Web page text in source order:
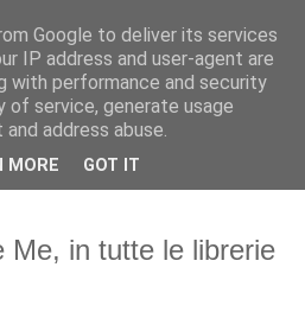
Blog
Kubrick.
libri in uscita, recensioni,
Me, in tutte le librerie
Google to deliver its services
IP address and user-agent are
with performance and security
service, generate usage
address abuse.
MORE GOT IT